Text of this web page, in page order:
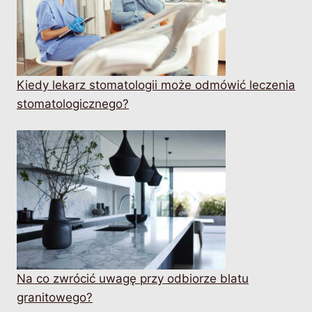
Kiedy lekarz stomatologii może odmówić leczenia
stomatologicznego?
Na co zwrócić uwagę przy odbiorze blatu
granitowego?